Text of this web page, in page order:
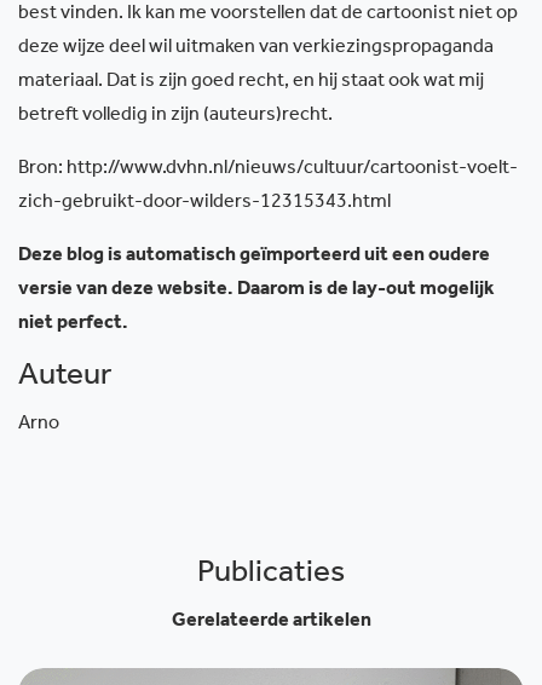
best vinden. Ik kan me voorstellen dat de cartoonist niet op
deze wijze deel wil uitmaken van verkiezingspropaganda
materiaal. Dat is zijn goed recht, en hij staat ook wat mij
betreft volledig in zijn (auteurs)recht.
Bron: http://www.dvhn.nl/nieuws/cultuur/cartoonist-voelt-
zich-gebruikt-door-wilders-12315343.html
Deze blog is automatisch geïmporteerd uit een oudere
versie van deze website. Daarom is de lay-out mogelijk
niet perfect.
Auteur
Arno
Publicaties
Gerelateerde artikelen